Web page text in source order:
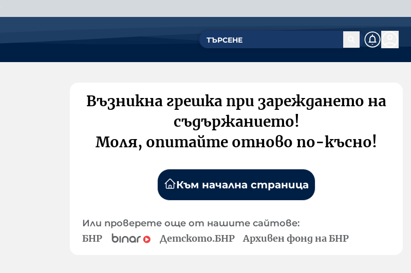
Възникна грешка при зареждането на
съдържанието!
Моля, опитайте отново по-късно!
Към начална страница
Или проверете още от нашите сайтове:
БНР Детското.БНР Архивен фонд на БНР